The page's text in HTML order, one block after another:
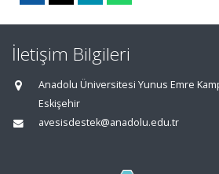
İletişim Bilgileri
Anadolu Üniversitesi Yunus Emre
Eskişehir
avesisdestek@anadolu.edu.tr